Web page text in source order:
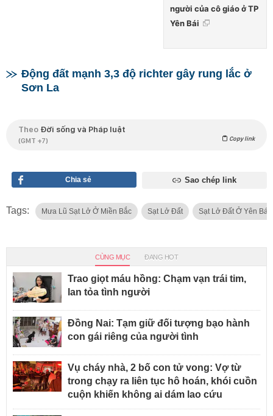
người của cô giáo ở TP
Yên Bái
Động đất mạnh 3,3 độ richter gây rung lắc ở
Sơn La
Theo Đời sống và Pháp luật
(GMT +7) Copy link
Chia sẻ Sao chép link
Tags: Mưa Lũ Sạt Lở Ở Miền Bắc Sạt Lở Đất Sạt Lở Đất Ở Yên Bái
CÙNG MỤC ĐANG HOT
Trao giọt máu hồng: Chạm vạn trái tim,
lan tỏa tình người
Đồng Nai: Tạm giữ đối tượng bạo hành
con gái riêng của người tình
Vụ cháy nhà, 2 bố con tử vong: Vợ từ
trong chạy ra liên tục hô hoán, khói cuồn
cuộn khiến không ai dám lao cứu